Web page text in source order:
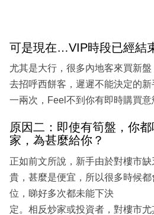
可是現在…VIP時段已經結
尤其是大行，很多內地客來買新
去招呼西餅客，遲遲不能決定的
一兩次，Feel不到你有即時購買意
原因二：即使有筍盤，你
家，為甚麼給你？
正如前文所說，新手由於對樓市
貴，甚麼是便宜，所以很多時候
位，睇好多次都未能下決
定。相反炒家或投資者，對樓市